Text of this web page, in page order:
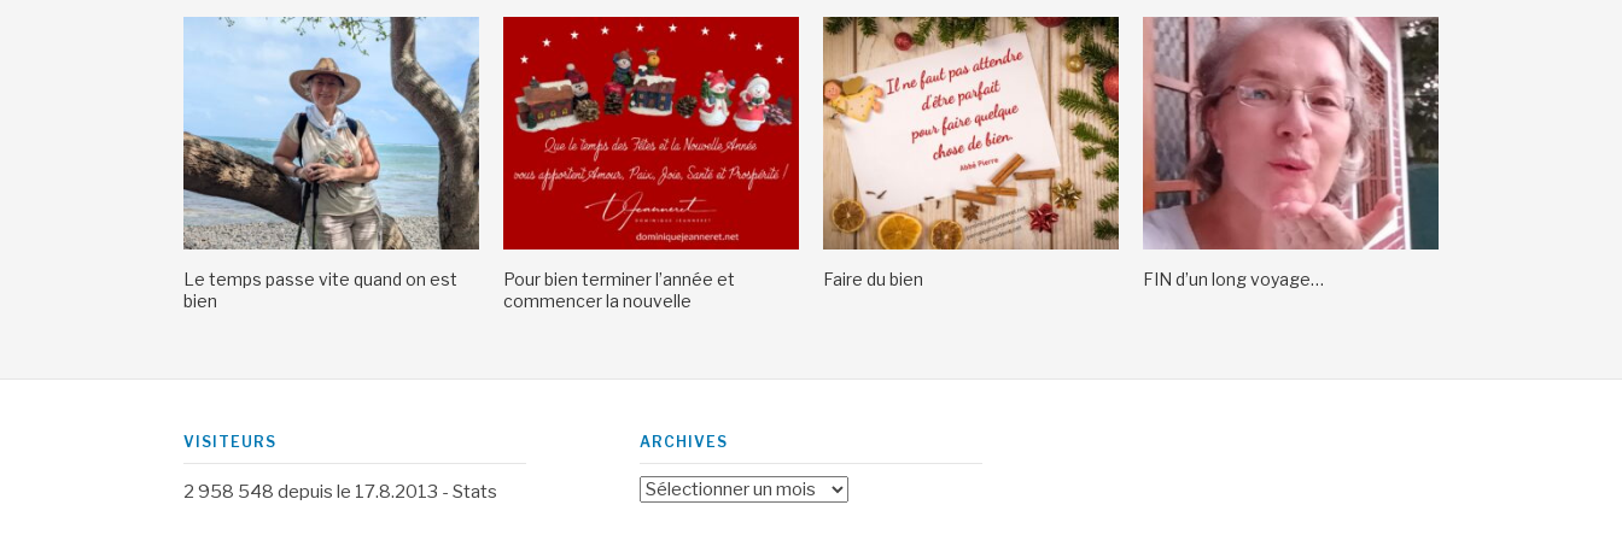
Le temps passe vite quand on est
bien
Pour bien terminer l’année et
commencer la nouvelle
Faire du bien FIN d’un long voyage…
VISITEURS
2 958 548 depuis le 17.8.2013 - Stats
ARCHIVES
Archives